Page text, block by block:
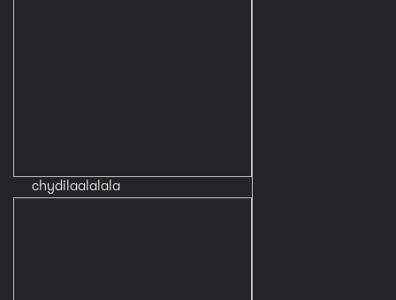
chydilaalalala